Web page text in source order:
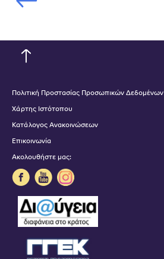
Πολιτική Προστασίας Προσωπικών Δεδομένων
Χάρτης Ιστότοπου
Κατάλογος Ανακοινώσεων
Επικοινωνία
Ακολουθήστε μας: